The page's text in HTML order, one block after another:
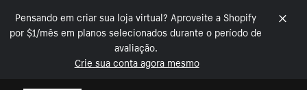
Pensando em criar sua loja virtual? Aproveite a Shopify
por $1/mês em planos selecionados durante o período de
avaliação.
Crie sua conta agora mesmo